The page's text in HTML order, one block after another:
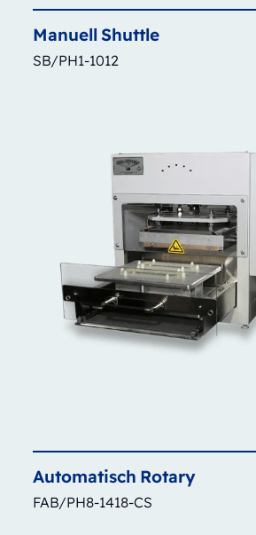
Manuell Shuttle
SB/PH1-1012
Automatisch Rotary
FAB/PH8-1418-CS